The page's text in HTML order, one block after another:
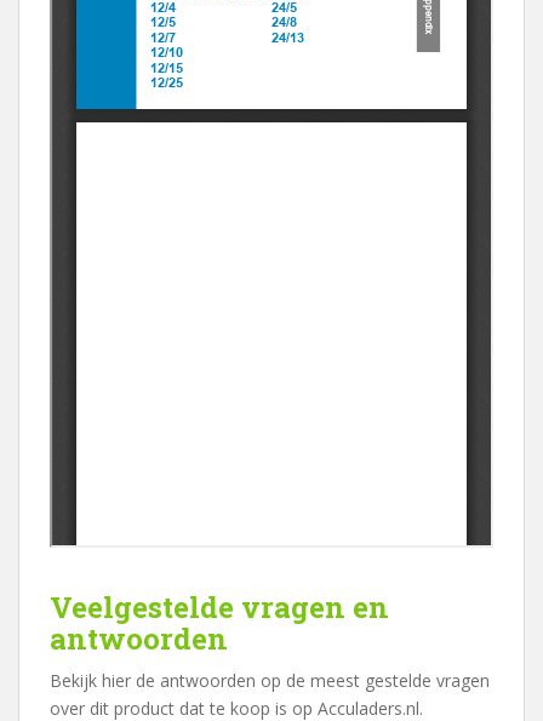
Veelgestelde vragen en
antwoorden
Bekijk hier de antwoorden op de meest gestelde vragen
over dit product dat te koop is op Acculaders.nl.